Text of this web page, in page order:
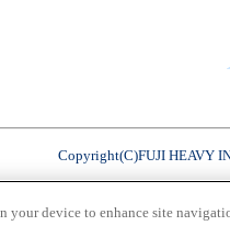
Copyright(C)FUJI HEAVY
device to enhance site